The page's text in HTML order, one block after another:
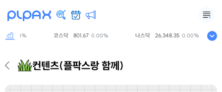
0.00% 코스닥 801.67 0.00% 나스닥 26,348.35 0.00%
컨텐츠(플팍스랑 함께)